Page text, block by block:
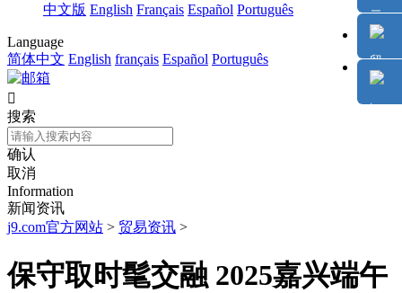
中文版 English Français Español Português
Language
简体中文 English français Español Português

搜索
确认
取消
Information
新闻资讯
j9.com官方网站 > 贸易资讯 >
保守取时髦交融 2025嘉兴端午